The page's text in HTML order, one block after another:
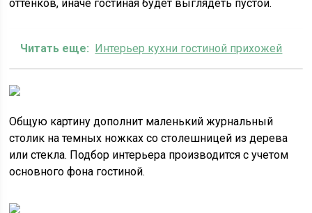
оттенков, иначе гостиная будет выглядеть пустой.
Читать еще: Интерьер кухни гостиной прихожей
Общую картину дополнит маленький журнальный
столик на темных ножках со столешницей из дерева
или стекла. Подбор интерьера производится с учетом
основного фона гостиной.